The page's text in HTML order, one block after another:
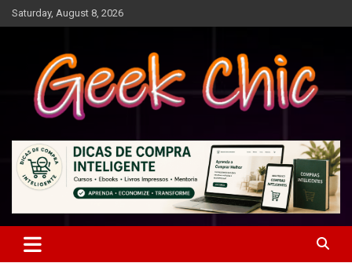
Skip
to
Saturday, August 8, 2026
Geek Chic